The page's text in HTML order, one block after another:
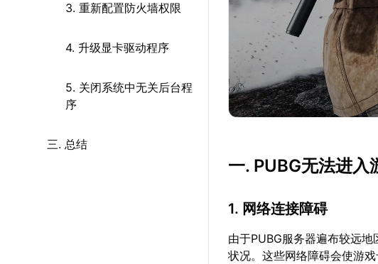
3. 重新配置防火墙权限
4. 升级显卡驱动程序
5. 关闭系统中无关后台程
序
三. 总结
一. PUBG无法进入
1. 网络连接障碍
由于PUBG服务器遍布较远
状况。这些网络障碍会使游